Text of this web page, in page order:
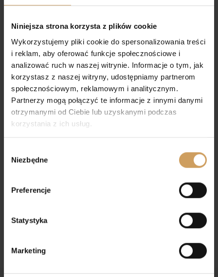
Niniejsza strona korzysta z plików cookie
Wykorzystujemy pliki cookie do spersonalizowania treści
i reklam, aby oferować funkcje społecznościowe i
analizować ruch w naszej witrynie. Informacje o tym, jak
korzystasz z naszej witryny, udostępniamy partnerom
społecznościowym, reklamowym i analitycznym.
Partnerzy mogą połączyć te informacje z innymi danymi
otrzymanymi od Ciebie lub uzyskanymi podczas
korzystania z ich usług.
zgody
Niezbędne
Preferencje
Statystyka
Marketing
Torebka komunijna N7 Torebka komunijna A16
Torebka komunijna A4 Torebka komunijna A7